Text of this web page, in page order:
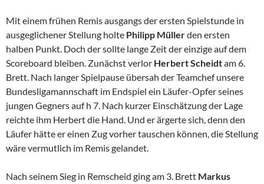
Mit einem frühen Remis ausgangs der ersten Spielstunde in
ausgeglichener Stellung holte Philipp Müllerden ersten
halben Punkt. Doch der sollte lange Zeit der einzige auf dem
Scoreboard bleiben. Zunächst verlor Herbert Scheidtam 6.
Brett. Nach langer Spielpause übersah der Teamchef unsere
Bundesligamannschaft im Endspiel ein Läufer-Opfer seines
jungen Gegners auf h 7. Nach kurzer Einschätzung der Lage
reichte ihm Herbert die Hand. Und er ärgerte sich, denn den
Läufer hätte er einen Zug vorher tauschen können, die Stellung
wäre vermutlich im Remis gelandet.
Nach seinem Sieg in Remscheid ging am 3. Brett Markus